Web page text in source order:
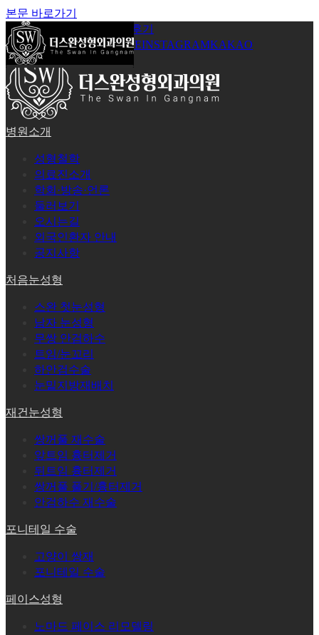
본문 바로가기
공지사항
시술후기
로그인회원가입YOUTUBEINSTAGRAMKAKAO
병원소개
성형철학
의료진소개
학회·방송·언론
둘러보기
오시는길
외국인환자 안내
공지사항
처음눈성형
스완 첫눈성형
남자 눈성형
무쌍 안검하수
트임/눈꼬리
하안검수술
눈밑지방재배치
재건눈성형
쌍꺼풀 재수술
앞트임 흉터제거
뒤트임 흉터제거
쌍꺼풀 풀기/흉터제거
안검하수 재수술
포니테일 수술
고양이 쌍재
포니테일 수술
페이스성형
노마드 페이스 리모델링